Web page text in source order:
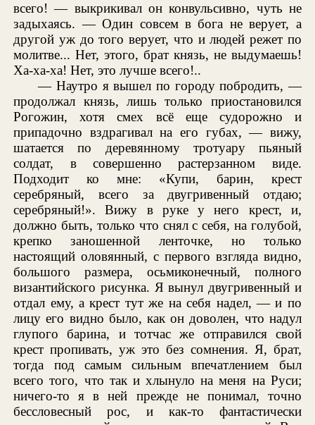
всего! — выкрикивал он конвульсивно, чуть не
задыхаясь. — Один совсем в бога не верует, а
другой уж до того верует, что и людей режет по
молитве... Нет, этого, брат князь, не выдумаешь!
Ха-ха-ха! Нет, это лучше всего!..
— Наутро я вышел по городу побродить, —
продолжал князь, лишь только приостановился
Рогожин, хотя смех всё еще судорожно и
припадочно вздрагивал на его губах, — вижу,
шатается по деревянному тротуару пьяный
солдат, в совершенно растерзанном виде.
Подходит ко мне: «Купи, барин, крест
серебряный, всего за двугривенный отдаю;
серебряный!». Вижу в руке у него крест, и,
должно быть, только что снял с себя, на голубой,
крепко заношенной ленточке, но только
настоящий оловянный, с первого взгляда видно,
большого размера, осьмиконечный, полного
византийского рисунка. Я вынул двугривенный и
отдал ему, а крест тут же на себя надел, — и по
лицу его видно было, как он доволен, что надул
глупого барина, и тотчас же отправился свой
крест пропивать, уж это без сомнения. Я, брат,
тогда под самым сильным впечатлением был
всего того, что так и хлынуло на меня на Руси;
ничего-то я в ней прежде не понимал, точно
бессловесный рос, и как-то фантастически